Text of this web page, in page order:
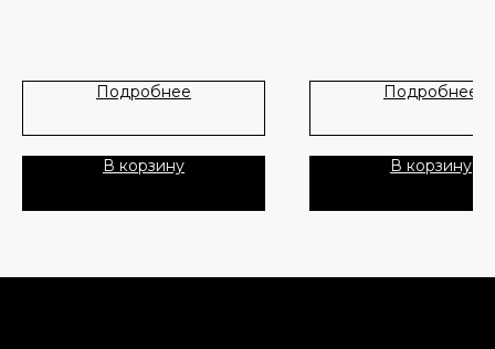
Подробнее
В корзину
Подробнее
В корзину
О нас
Пользовательское Соглашение
Лидеры продаж
Скидки